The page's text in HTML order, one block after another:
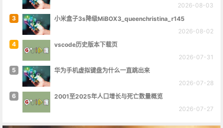
2026-08-03
3
小米盒子3s降级MiBOX3_queenchristina_r145
2026-08-02
4
vscode历史版本下载页
2026-07-31
5
华为手机虚拟键盘为什么一直跳出来
2026-07-28
6
2001至2025年人口增长与死亡数量概览
2026-07-27